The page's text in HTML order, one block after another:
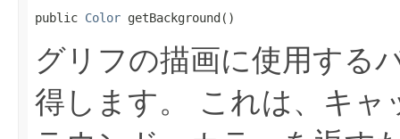
public Color getBackground()
グリフの描画に使用する
得します。
これは、キャ